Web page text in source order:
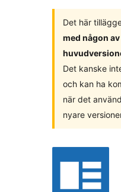
Det här
med någon
Det kanske
och kan ha
när det
nyare